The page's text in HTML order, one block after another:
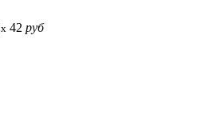
x 42 руб